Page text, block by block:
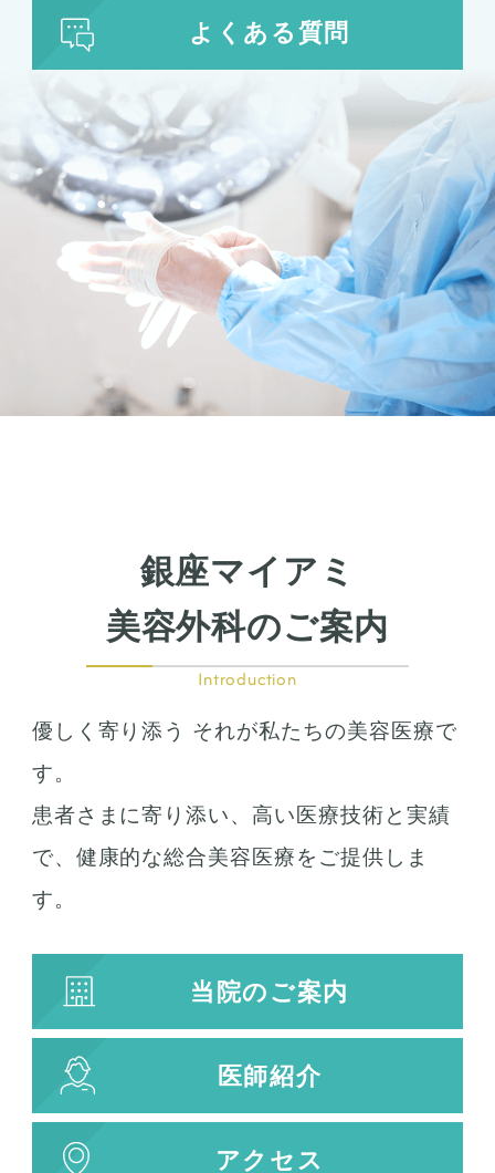
よくある質問
銀座マイアミ
美容外科のご案内
Introduction
優しく寄り添う それが私たちの美容医療で
す。
患者さまに寄り添い、高い医療技術と実績
で、健康的な総合美容医療をご提供しま
す。
当院のご案内
医師紹介
アクセス